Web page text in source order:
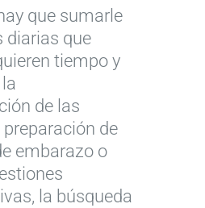
que sumarle
diarias que
tiempo y
de las
preparación de
embarazo o
la búsqueda